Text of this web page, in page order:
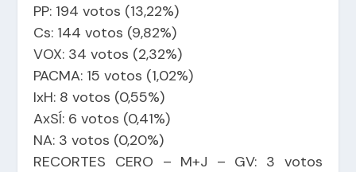
PP: 194 votos (13,22%)
Cs: 144 votos (9,82%)
VOX: 34 votos (2,32%)
PACMA: 15 votos (1,02%)
IxH: 8 votos (0,55%)
AxSÍ: 6 votos (0,41%)
NA: 3 votos (0,20%)
RECORTES CERO – M+J – GV: 3 votos